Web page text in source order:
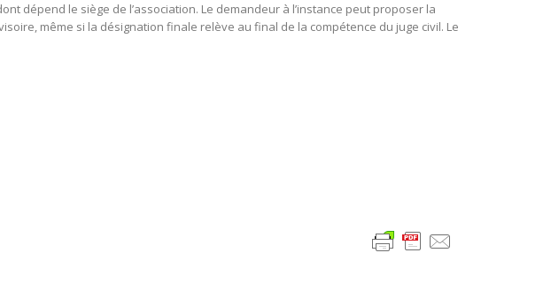
dépend le siège de l’association. Le demandeur à l’instance peut proposer la
même si la désignation finale relève au final de la compétence du juge civil. Le